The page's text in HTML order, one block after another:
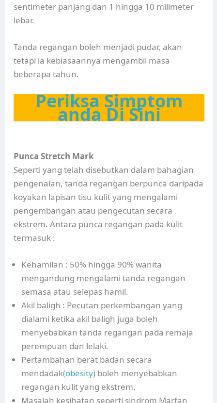
sentimeter panjang dan 1 hingga 10 milimeter
lebar.
Tanda regangan boleh menjadi pudar, akan
tetapi ia kebiasaannya mengambil masa
beberapa tahun.
Periksa Simptom
anda Di Sini
Punca Stretch Mark
Seperti yang telah disebutkan dalam bahagian
pengenalan, tanda regangan berpunca daripada
koyakan lapisan tisu kulit yang mengalami
pengembangan atau pengecutan secara
ekstrem. Antara punca regangan pada kulit
termasuk :
Kehamilan : 50% hingga 90% wanita
mengandung mengalami tanda regangan
semasa atau selepas hamil.
Akil baligh : Pecutan perkembangan yang
dialami ketika akil baligh juga boleh
menyebabkan tanda regangan pada remaja
perempuan dan lelaki.
Pertambahan berat badan secara
mendadak(obesity) boleh menyebabkan
regangan kulit yang ekstrem.
Masalah kesihatan seperti sindrom Marfan